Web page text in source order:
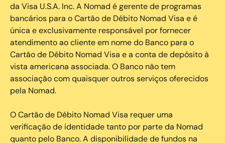
da Visa U.S.A. Inc. A Nomad é gerente de programas
bancários para o Cartão de Débito Nomad Visa e é
única e exclusivamente responsável por fornecer
atendimento ao cliente em nome do Banco para o
Cartão de Débito Nomad Visa e a conta de depósito à
vista americana associada. O Banco não tem
associação com quaisquer outros serviços oferecidos
pela Nomad.
O Cartão de Débito Nomad Visa requer uma
verificação de identidade tanto por parte da Nomad
quanto pelo Banco. A disponibilidade de fundos na